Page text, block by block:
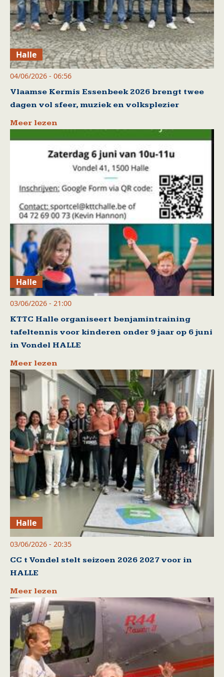
Halle
04/06/2026 - 06:56
Vlaamse Kermis Essenbeek 2026 brengt twee
dagen vol sfeer, muziek en volksplezier
Meer lezen
Halle
03/06/2026 - 21:00
KTTC Halle organiseert benjamintraining
tafeltennis voor kinderen onder 9 jaar op 6 juni
in Vondel HALLE
Meer lezen
Halle
03/06/2026 - 20:35
CC t Vondel stelt seizoen 2026 2027 voor in
HALLE
Meer lezen